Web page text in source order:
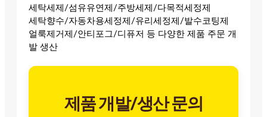
세탁세제/섬유유연제/주방세제/다목적세정제
세탁향수/자동차용세정제/유리세정제/발수코팅제
얼룩제거제/안티포그/디퓨저 등 다양한 제품 주문 개
발 생산
제품 개발/생산 문의